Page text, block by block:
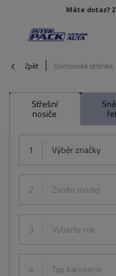
Máte dotaz?
Zpět Domovská stránka
Střešní
nosiče
1 Výběr značky
2 Zvolte model
3 Vyberte rok
4 Typ karoserie